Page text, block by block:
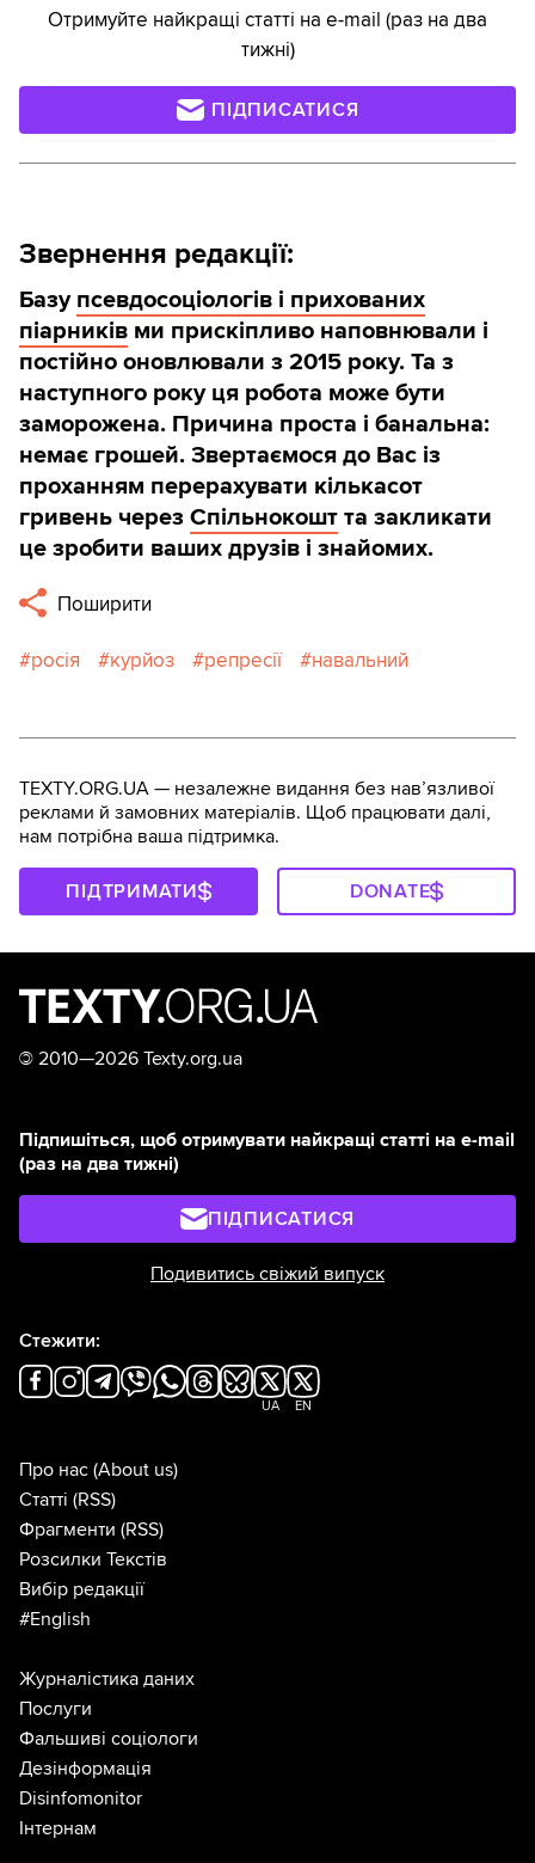
Отримуйте найкращі статті на e-mail (раз на два
тижні)
ПІДПИСАТИСЯ
Звернення редакції:
Базу псевдосоціологів і прихованих
піарників ми прискіпливо наповнювали і
постійно оновлювали з 2015 року. Та з
наступного року ця робота може бути
заморожена. Причина проста і банальна:
немає грошей. Звертаємося до Вас із
проханням перерахувати кількасот
гривень через Спільнокошт та закликати
це зробити ваших друзів і знайомих.
Поширити
росія курйоз репресії навальний
TEXTY.ORG.UA — незалежне видання без навʼязливої
реклами й замовних матеріалів. Щоб працювати далі,
нам потрібна ваша підтримка.
ПІДТРИМАТИ DONATE
© 2010—2026 Texty.org.ua
Підпишіться, щоб отримувати найкращі статті на e-mail
(раз на два тижні)
ПІДПИСАТИСЯ
Подивитись свіжий випуск
Стежити:
UA EN
Про нас (About us)
Статті (RSS)
Фрагменти (RSS)
Розсилки Текстів
Вибір редакції
#English
Журналістика даних
Послуги
Фальшиві соціологи
Дезінформація
Disinfomonitor
Інтернам